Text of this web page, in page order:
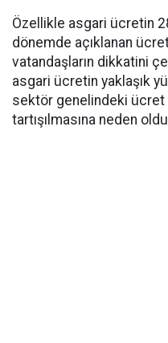
Özellikle asgari ücretin
dönemde açıklanan
vatandaşların dikkatini
asgari ücretin yaklaşık
sektör genelindeki ücret
tartışılmasına neden